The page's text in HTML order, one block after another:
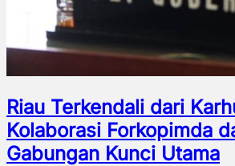
Riau Terkendali dari
Kolaborasi Forkopimda
Gabungan Kunci Utama